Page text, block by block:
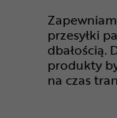
przesyłki
dbałością.
produkty
na czas